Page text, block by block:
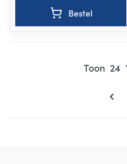
Bestel
Toon